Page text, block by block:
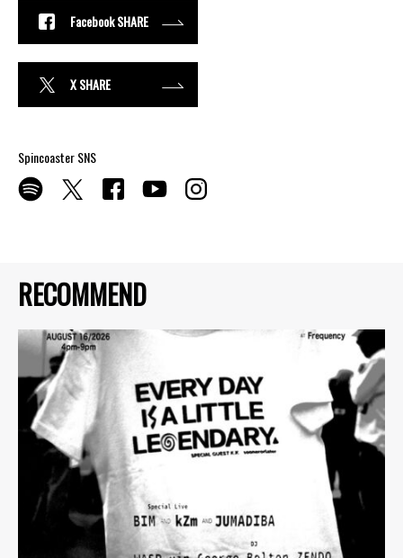
RECOMMEND
Facebook SHARE
X SHARE
Spincoaster SNS